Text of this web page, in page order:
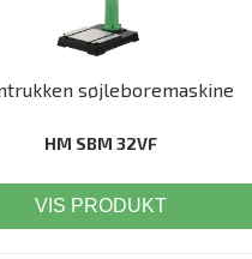
søjleboremaskine
HM SBM 32VF
VIS PRODUKT